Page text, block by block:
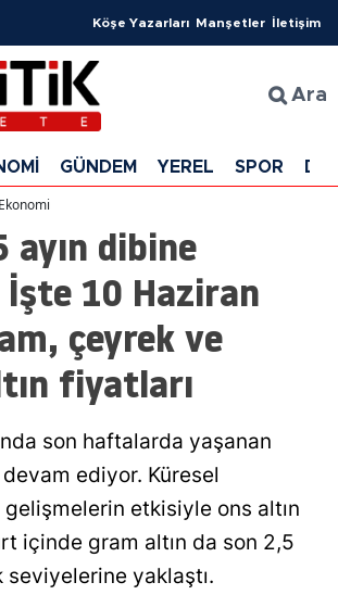
Köşe Yazarları Manşetler İletişim
Ara
GÜNDEM YEREL SPOR
Ekonomi
ayın dibine
10 Haziran
çeyrek ve
fiyatları
son haftalarda yaşanan
ediyor. Küresel
etkisiyle ons altın
içinde gram altın da son 2,5
seviyelerine yaklaştı.